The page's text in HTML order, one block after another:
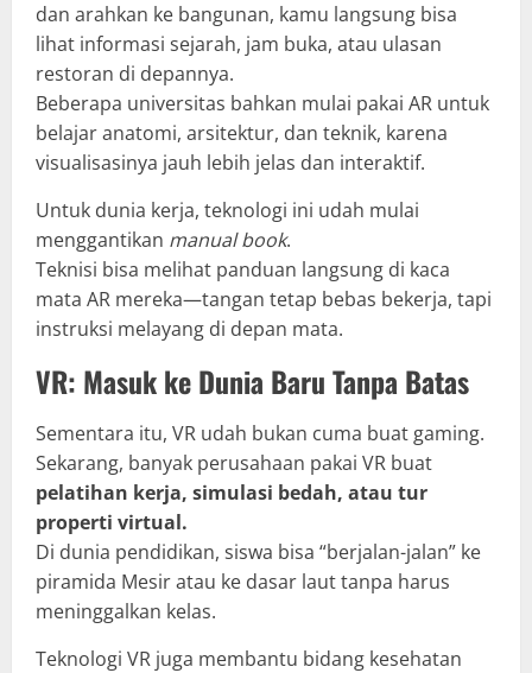
dan arahkan ke bangunan, kamu langsung bisa
lihat informasi sejarah, jam buka, atau ulasan
restoran di depannya.
Beberapa universitas bahkan mulai pakai AR untuk
belajar anatomi, arsitektur, dan teknik, karena
visualisasinya jauh lebih jelas dan interaktif.
Untuk dunia kerja, teknologi ini udah mulai
menggantikan manual book.
Teknisi bisa melihat panduan langsung di kaca
mata AR mereka—tangan tetap bebas bekerja, tapi
instruksi melayang di depan mata.
VR: Masuk ke Dunia Baru Tanpa Batas
Sementara itu, VR udah bukan cuma buat gaming.
Sekarang, banyak perusahaan pakai VR buat
pelatihan kerja, simulasi bedah, atau tur
properti virtual.
Di dunia pendidikan, siswa bisa “berjalan-jalan” ke
piramida Mesir atau ke dasar laut tanpa harus
meninggalkan kelas.
Teknologi VR juga membantu bidang kesehatan